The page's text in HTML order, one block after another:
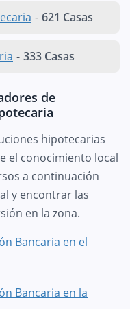
- 621 Casas
- 333 Casas
de
hipotecarias
el conocimiento local
a continuación
y encontrar las
en la zona.
Bancaria en el
Bancaria en la